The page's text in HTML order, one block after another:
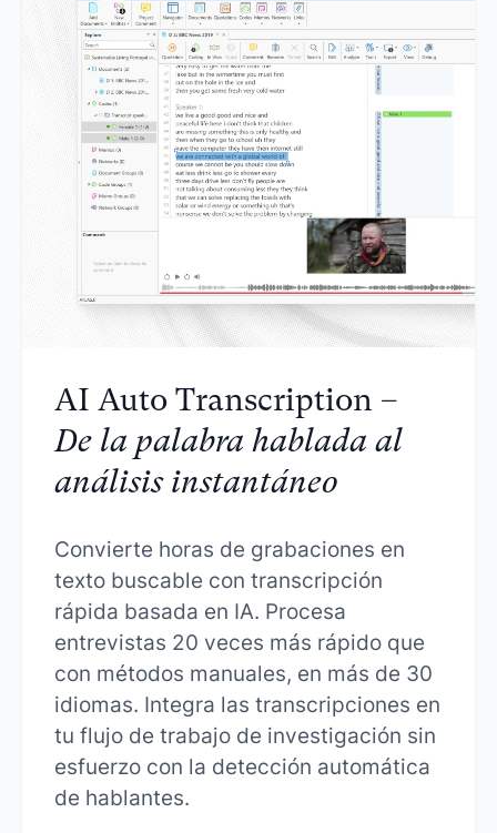
AI Auto Transcription –
De la palabra hablada al
análisis instantáneo
Convierte horas de grabaciones en
texto buscable con transcripción
rápida basada en IA. Procesa
entrevistas 20 veces más rápido que
con métodos manuales, en más de 30
idiomas. Integra las transcripciones en
tu flujo de trabajo de investigación sin
esfuerzo con la detección automática
de hablantes.